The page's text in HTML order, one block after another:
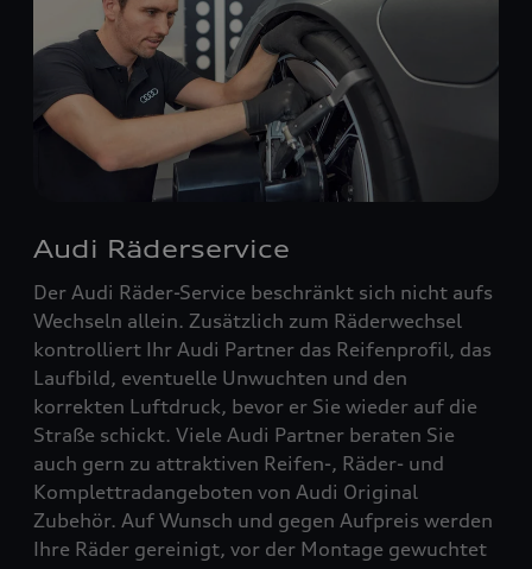
Audi Räderservice
Der Audi Räder-Service beschränkt sich nicht aufs
Wechseln allein. Zusätzlich zum Räderwechsel
kontrolliert Ihr Audi Partner das Reifenprofil, das
Laufbild, eventuelle Unwuchten und den
korrekten Luftdruck, bevor er Sie wieder auf die
Straße schickt. Viele Audi Partner beraten Sie
auch gern zu attraktiven Reifen-, Räder- und
Komplettradangeboten von Audi Original
Zubehör. Auf Wunsch und gegen Aufpreis werden
Ihre Räder gereinigt, vor der Montage gewuchtet